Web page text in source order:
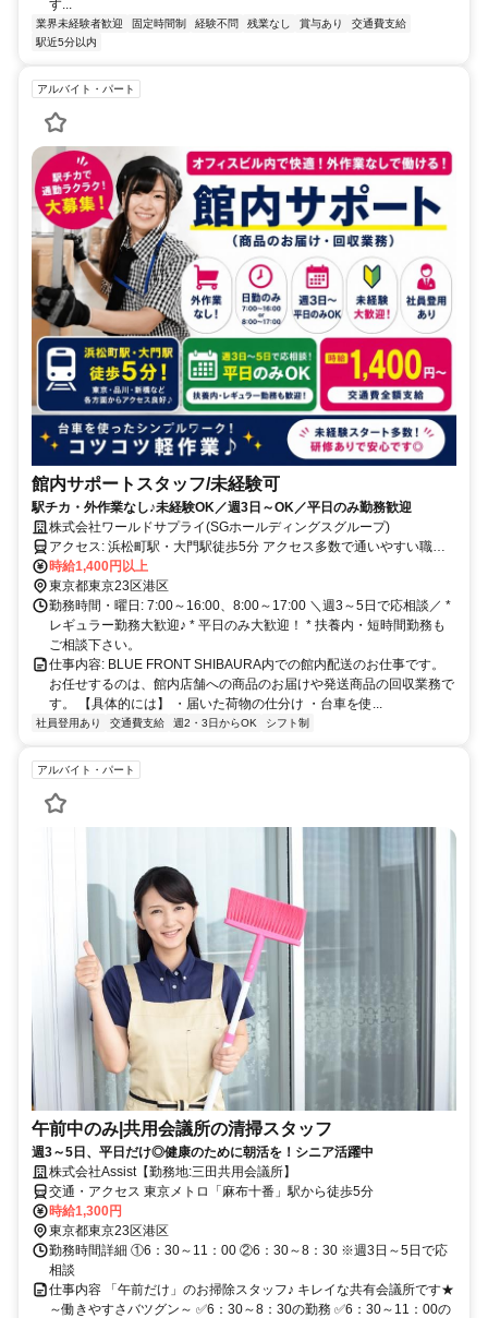
す...
業界未経験者歓迎 固定時間制 経験不問 残業なし 賞与あり
交通費支給
駅近5分以内
アルバイト・パート
館内サポートスタッフ/未経験可
駅チカ・外作業なし♪未経験OK／週3日～OK／平日のみ勤務歓迎
株式会社ワールドサプライ(SGホールディングスグループ)
アクセス: 浜松町駅・大門駅徒歩5分 アクセス多数で通いやすい職
場！ ＜他乗り換えなしのアクセス＞ 東京駅から6分 秋葉原駅から10
分 上野駅から13分 池袋駅から24分 赤羽駅から28分 品川駅から6分
蒲田駅から16分 川崎駅から20分 横浜駅から27分
時給1,400円以上
東京都東京23区港区
勤務時間・曜日: 7:00～16:00、8:00～17:00 ＼週3～5日で応相談／ *
レギュラー勤務大歓迎♪ * 平日のみ大歓迎！ * 扶養内・短時間勤務も
ご相談下さい。
仕事内容: BLUE FRONT SHIBAURA内での館内配送のお仕事です。
お任せするのは、館内店舗への商品のお届けや発送商品の回収業務で
す。 【具体的には】 ・届いた荷物の仕分け ・台車を使...
社員登用あり 交通費支給 週2・3日からOK シフト制
アルバイト・パート
午前中のみ|共用会議所の清掃スタッフ
週3～5日、平日だけ◎健康のために朝活を！シニア活躍中
株式会社Assist【勤務地:三田共用会議所】
交通・アクセス 東京メトロ「麻布十番」駅から徒歩5分
時給1,300円
東京都東京23区港区
勤務時間詳細 ①6：30～11：00 ②6：30～8：30 ※週3日～5日で応
相談
仕事内容 「午前だけ」のお掃除スタッフ♪ キレイな共有会議所です★
～働きやすさバツグン～ ✅6：30～8：30の勤務 ✅6：30～11：00の